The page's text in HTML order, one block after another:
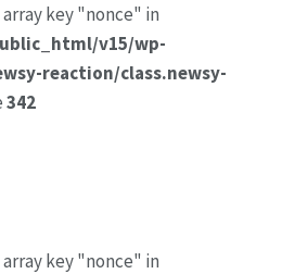
key "nonce" in
v15/wp-
reaction/class.newsy-
342
key "nonce" in